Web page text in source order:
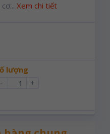
cơ...Xem chi tiết
lượng
-
+